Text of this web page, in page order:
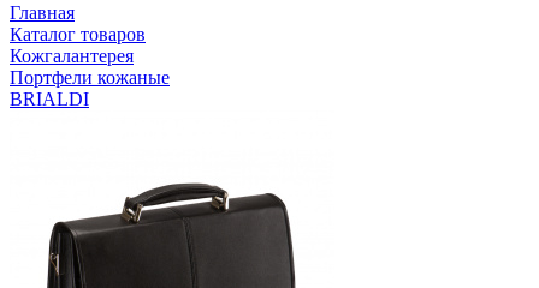
Главная
Каталог товаров
Кожгалантерея
Портфели кожаные
BRIALDI